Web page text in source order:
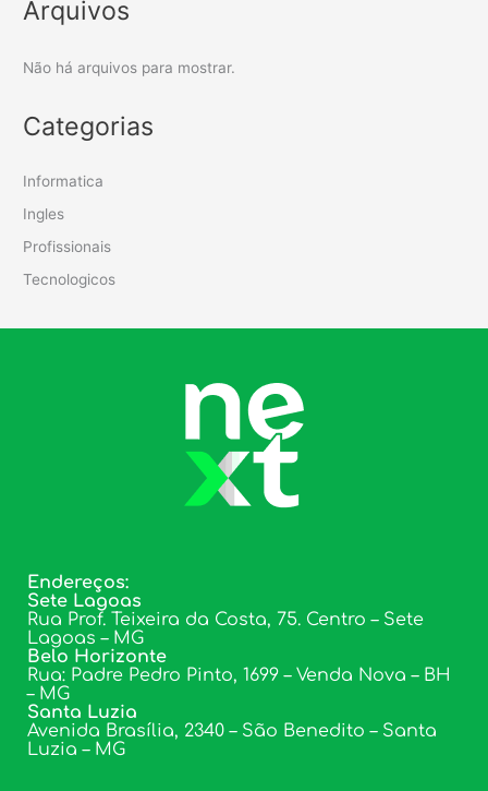
Arquivos
Não há arquivos para mostrar.
Categorias
Informatica
Ingles
Profissionais
Tecnologicos
Endereços:
Sete Lagoas
Rua Prof. Teixeira da Costa, 75. Centro – Sete
Lagoas – MG
Belo Horizonte
Rua: Padre Pedro Pinto, 1699 – Venda Nova – BH
– MG
Santa Luzia
Avenida Brasília, 2340 – São Benedito – Santa
Luzia – MG